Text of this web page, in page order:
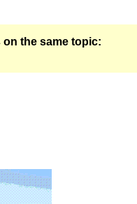
on the same topic: